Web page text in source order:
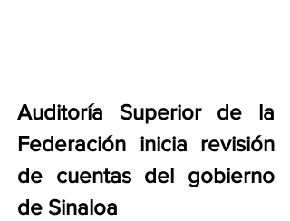
Auditoría Superior de la
Federación inicia revisión
de cuentas del gobierno
de Sinaloa